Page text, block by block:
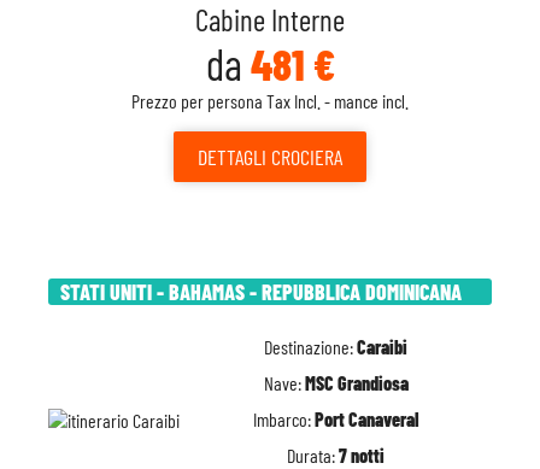
Cabine Interne
da 481 €
Prezzo per persona Tax Incl. - mance incl.
DETTAGLI CROCIERA
STATI UNITI - BAHAMAS - REPUBBLICA DOMINICANA
Destinazione:Caraibi
Nave:MSC Grandiosa
Imbarco:Port Canaveral
Durata:7 notti